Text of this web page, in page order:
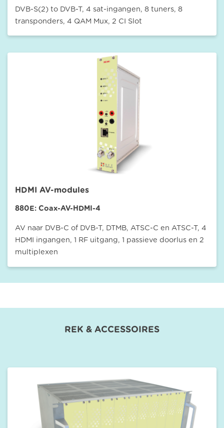
DVB-S(2) to DVB-T, 4 sat-ingangen, 8 tuners, 8
transponders, 4 QAM Mux, 2 CI Slot
HDMI AV-modules
880E: Coax-AV-HDMI-4
AV naar DVB-C of DVB-T, DTMB, ATSC-C en ATSC-T, 4
HDMI ingangen, 1 RF uitgang, 1 passieve doorlus en 2
multiplexen
REK & ACCESSOIRES